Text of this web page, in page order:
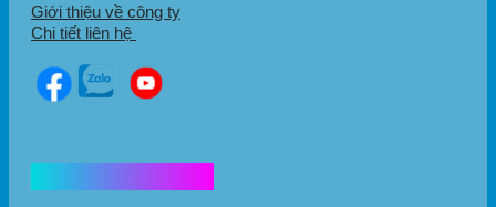
Giới thiệu về công ty
Chi tiết liên hệ